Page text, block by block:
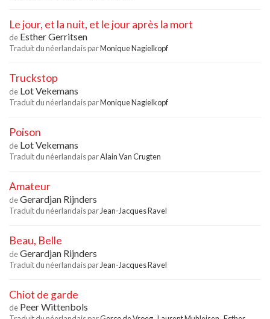
Le jour, et la nuit, et le jour après la mort
de Esther Gerritsen
Traduit du néerlandais parMonique Nagielkopf
Truckstop
de Lot Vekemans
Traduit du néerlandais parMonique Nagielkopf
Poison
de Lot Vekemans
Traduit du néerlandais parAlain Van Crugten
Amateur
deGerardjan Rijnders
Traduit du néerlandais par Jean-Jacques Ravel
Beau, Belle
deGerardjan Rijnders
Traduit du néerlandais par Jean-Jacques Ravel
Chiot de garde
de Peer Wittenbols